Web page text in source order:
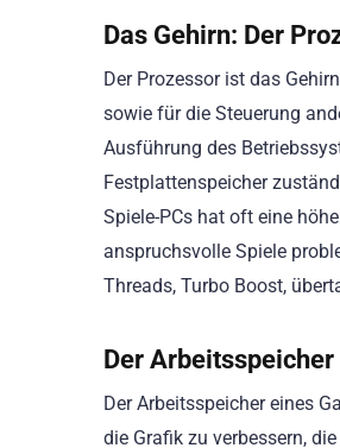
Das Gehirn: Der
Der Prozessor ist das
sowie für die Steuerung
Ausführung des
Festplattenspeicher
Spiele-PCs hat oft eine
anspruchsvolle Spiele
Threads, Turbo Boost,
Der Arbeitsspeicher
Der Arbeitsspeicher eines
die Grafik zu verbessern,